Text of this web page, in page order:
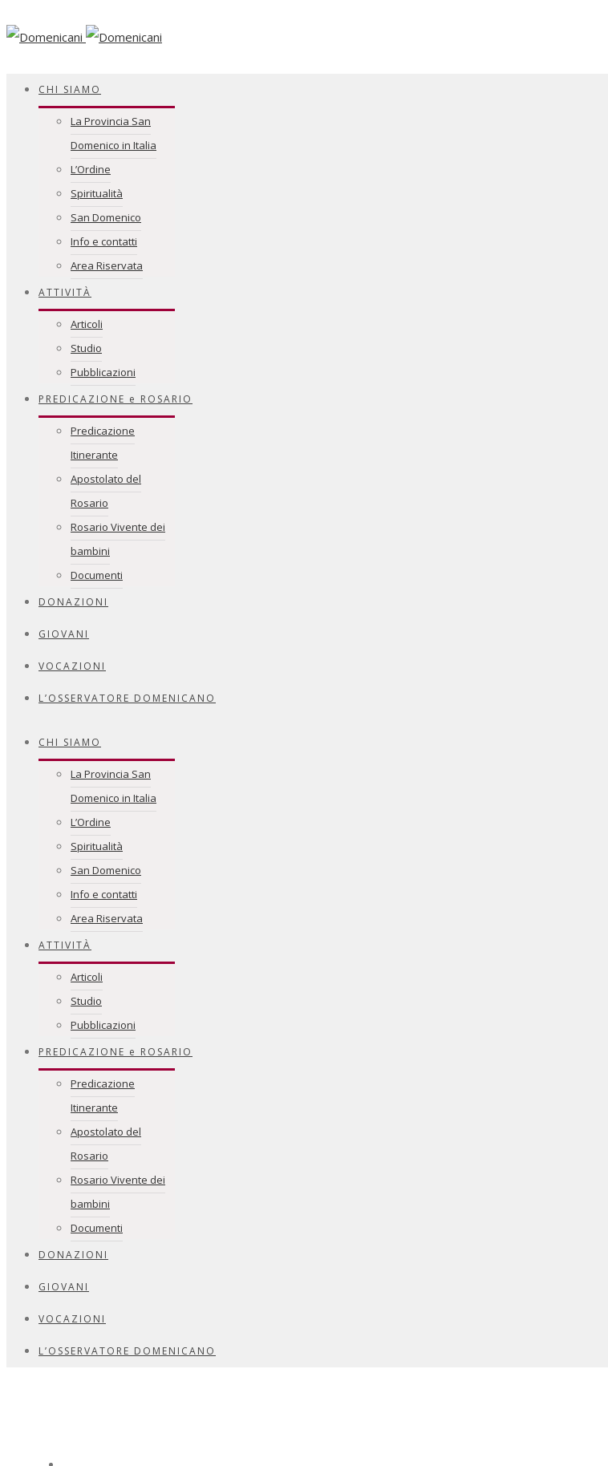
Facebook
CHI SIAMO
La Provincia San
Domenico in Italia
L’Ordine
Spiritualità
San Domenico
Info e contatti
Area Riservata
ATTIVITÀ
Articoli
Studio
Pubblicazioni
PREDICAZIONE e ROSARIO
Predicazione
Itinerante
Apostolato del
Rosario
Rosario Vivente dei
bambini
Documenti
DONAZIONI
GIOVANI
VOCAZIONI
L’OSSERVATORE DOMENICANO
CHI SIAMO
La Provincia San
Domenico in Italia
L’Ordine
Spiritualità
San Domenico
Info e contatti
Area Riservata
ATTIVITÀ
Articoli
Studio
Pubblicazioni
PREDICAZIONE e ROSARIO
Predicazione
Itinerante
Apostolato del
Rosario
Rosario Vivente dei
bambini
Documenti
DONAZIONI
GIOVANI
VOCAZIONI
L’OSSERVATORE DOMENICANO